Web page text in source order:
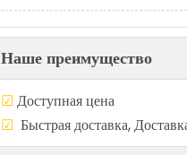
Наше преимущество
☑
☑ Быстрая доставка,